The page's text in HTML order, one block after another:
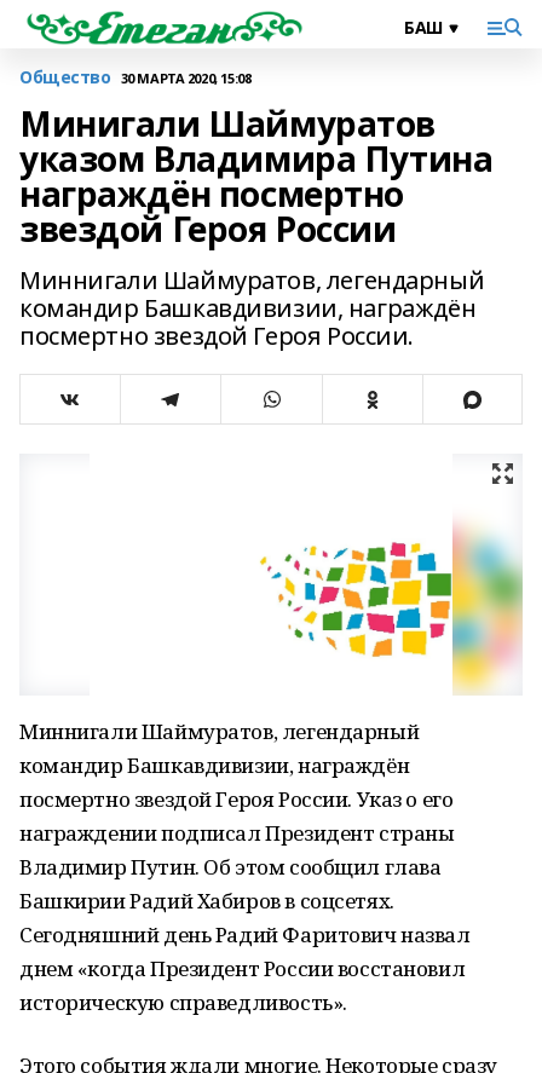
Общество 30 МАРТА 2020, 15:08
Минигали Шаймуратов
указом Владимира Путина
награждён посмертно
звездой Героя России
Миннигали Шаймуратов, легендарный
командир Башкавдивизии, награждён
посмертно звездой Героя России.
Миннигали Шаймуратов, легендарный
командир Башкавдивизии, награждён
посмертно звездой Героя России. Указ о его
награждении подписал Президент страны
Владимир Путин. Об этом сообщил глава
Башкирии Радий Хабиров в соцсетях.
Сегодняшний день Радий Фаритович назвал
днем «когда Президент России восстановил
историческую справедливость».
Этого события ждали многие. Некоторые сразу